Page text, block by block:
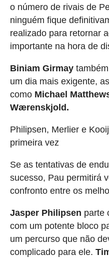
o número de rivais de
ninguém fique
realizado para retornar
importante na hora de
Biniam Girmay
um dia mais exigente,
como Michael
Wærenskjold.
Philipsen, Merlier e
primeira vez
Se as tentativas de
sucesso, Pau permitirá
confronto entre os
Jasper Philipsen parte
com um potente bloco
um percurso que não
complicado para ele.